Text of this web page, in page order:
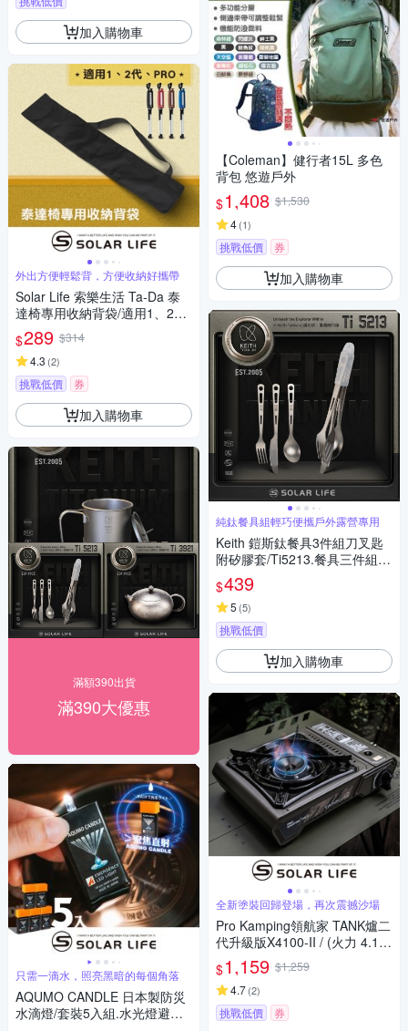
加入購物車
外出方便輕鬆背，方便收納好攜帶
Solar Life 索樂生活 Ta-Da 泰
達椅專用收納背袋/適用1、2
代、PRO.專屬外出隨身收納背
袋 泰達隨身椅 泰達椅一代 拐杖
椅 登山杖收納袋
$289 $314
4.3 (2)
挑戰低價 券
加入購物車
滿額390出貨
滿390大優惠
只需一滴水，照亮黑暗的每個角落
AQUMO CANDLE 日本製防災
水滴燈/套裝5入組.水光燈避難
【Coleman】健行者15L 多色
背包 悠遊戶外
$1,408 $1,530
4(1)
挑戰低價 券
加入購物車
純鈦餐具組輕巧便攜戶外露營專用
Keith 鎧斯鈦餐具3件組刀叉匙
附矽膠套/Ti5213.餐具三件組
刀叉匙三合一 純鈦餐具組 鈦刀
鈦叉鈦勺 環保餐具
$439
5 (5)
挑戰低價
加入購物車
全新塗裝回歸登場，再次震撼沙場
Pro Kamping領航家 TANK爐二
代升級版X4100-II / (火力 4.1K
W).瓦斯卡式爐 4.1KW瓦斯爐
防風單口爐 露營燒烤爐 行動休
閒爐
$1,159 $1,259
4.7(2)
挑戰低價 券